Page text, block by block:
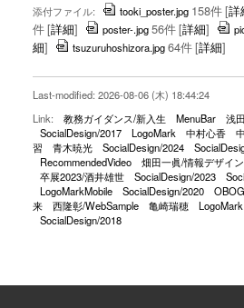
添付ファイル: tooki_poster.jpg 158件[詳
件[詳細] poster-.jpg56件[詳細]
細] tsuzuruhoshizora.jpg64件[詳細]
Last-modified: 2026-08-06 (木) 18:44:24
Link:
教務ガイダンス/新入生 MenuBar 浅
SocialDesign/2017
LogoMark 中村心香
習
青木暁光 SocialDesign/2024
RecommendedVideo
畑田一眞/情報デザイ
卒展2023/酒井雄世
SocialDesign/2023
LogoMarkMobile
SocialDesign/2020 OBOG
来
西隆彰/WebSample 亀崎瑞穂
SocialDesign/2018